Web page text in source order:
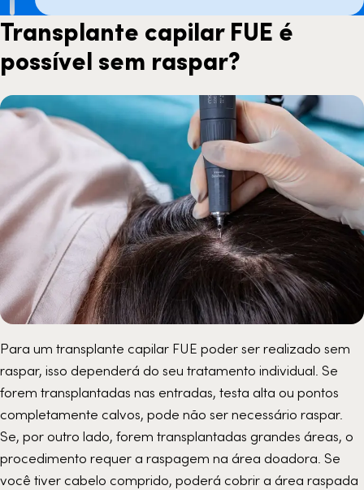
Transplante capilar FUE é
possível sem raspar?
Para um transplante capilar FUE poder ser realizado sem
raspar, isso dependerá do seu tratamento individual. Se
forem transplantadas nas entradas, testa alta ou pontos
completamente calvos, pode não ser necessário raspar.
Se, por outro lado, forem transplantadas grandes áreas, o
procedimento requer a raspagem na área doadora. Se
você tiver cabelo comprido, poderá cobrir a área raspada